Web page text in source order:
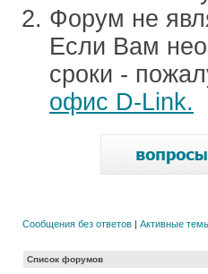
Форум не
Если Вам
сроки -
офис D-Link.
Сообщения без ответов | Активные
Список форумов